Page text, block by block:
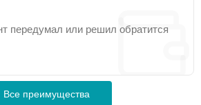
передумал или решил обратится
Все преимущества